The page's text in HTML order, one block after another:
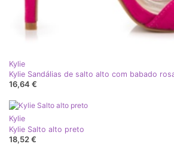
Kylie
Kylie Sandálias de salto alto com babado
16,64 €
Kylie
Kylie Salto alto preto
18,52 €